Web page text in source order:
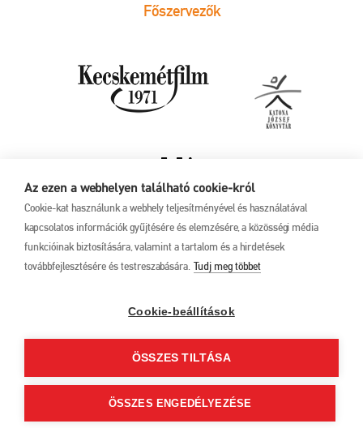
Az ezen a webhelyen található cookie-król
Cookie-kat használunk a webhely teljesítményével és használatával
kapcsolatos információk gyűjtésére és elemzésére, a közösségi média
funkcióinak biztosítására, valamint a tartalom és a hirdetések
továbbfejlesztésére és testreszabására. Tudj meg többet
Cookie-beállítások
ÖSSZES TILTÁSA
ÖSSZES ENGEDÉLYEZÉSE
Főszervezők
17. Kecskeméti
június 1.
Ferenc u. 21.
+36 76 481 788
Adatkezelési tájékoztató